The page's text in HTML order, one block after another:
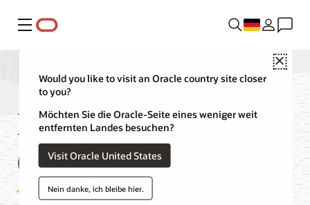
Menü
Close
Would you like to visit an Oracle country site closer
to you?
Möchten Sie die Oracle-Seite eines weniger weit
entfernten Landes besuchen?
Visit Oracle United States
Nein danke, ich bleibe hier.
Kubernetes Engine
(OKE)